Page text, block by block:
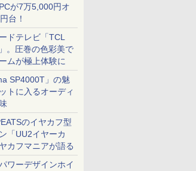
が7万5,000円オ
台！
ドテレビ「TCL
。圧巻の色彩美で
ムが極上体験に
SP4000T」の魅
トに入るオーディ
のイヤカフ型
「UU2イヤーカ
カフマニアが語る
ワーデザインホイ